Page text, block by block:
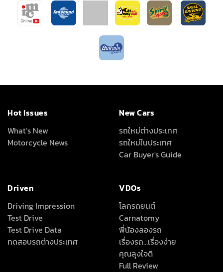
Hot Issues
What’s New
Motorcycle News
New Cars
รถใหม่ต่างประเทศ
รถใหม่ในประเทศ
Car Buyer's Guide
Driven
Driving Impression
Test Drive
Test Drive Data
ทดสอบรถต่างประเทศ
VDOs
โลกรถยนต์
Carnatomy
พี่น้องลองรถ
เรื่องรถ…เรื่องง่าย
คุณลุงใจดี
Full Review